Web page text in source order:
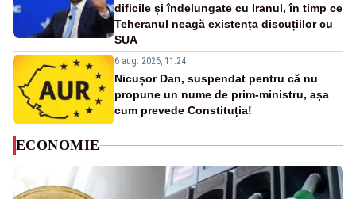
dificile și îndelungate cu Iranul, în timp ce
Teheranul neagă existența discuțiilor cu
SUA
6 aug. 2026, 11:24
Nicușor Dan, suspendat pentru că nu
propune un nume de prim-ministru, așa
cum prevede Constituția!
ECONOMIE